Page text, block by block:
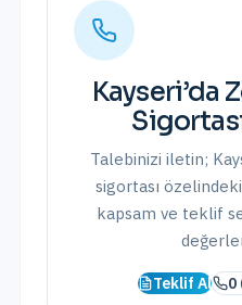
Kayseri’da
Talebinizi iletin;
sigortası
kapsam ve teklif
Teklif Al 0